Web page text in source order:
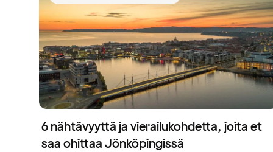
6 nähtävyyttä ja vierailukohdetta, joita et
saa ohittaa Jönköpingissä